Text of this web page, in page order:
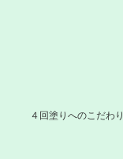
４回塗りへのこだわり